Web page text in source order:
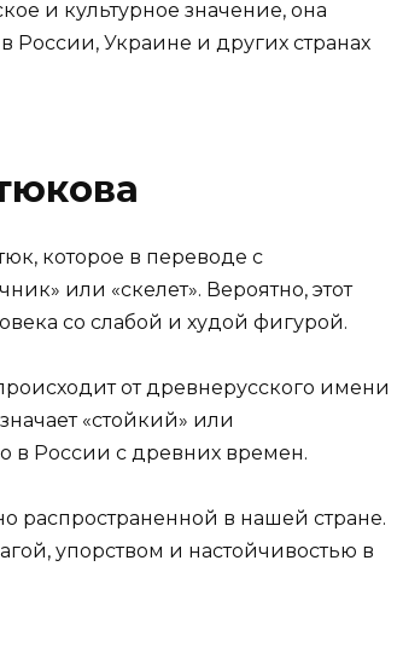
и культурное значение, она
России, Украине и других странах
которое в переводе с
или «скелет». Вероятно, этот
со слабой и худой фигурой.
от древнерусского имени
«стойкий» или
в России с древних времен.
распространенной в нашей стране.
упорством и настойчивостью в